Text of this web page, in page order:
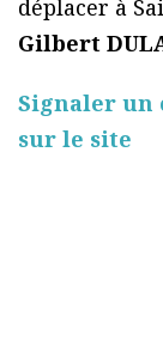
déplacer à
Gilbert
Signaler un
sur le site